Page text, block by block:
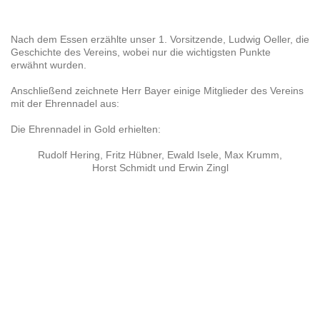
Nach dem Essen erzählte unser 1. Vorsitzende, Ludwig Oeller, die
Geschichte des Vereins, wobei nur die wichtigsten Punkte
erwähnt wurden.
Anschließend zeichnete Herr Bayer einige Mitglieder des Vereins
mit der Ehrennadel aus:
Die Ehrennadel in Gold erhielten:
Rudolf Hering, Fritz Hübner, Ewald Isele, Max Krumm,
Horst Schmidt und Erwin Zingl